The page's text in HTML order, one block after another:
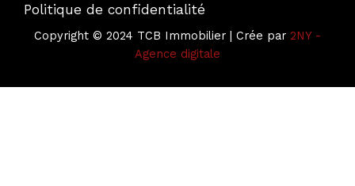
Politique de confidentialité
Copyright © 2024 TCB Immobilier | Crée par 2NY -
Agence digitale